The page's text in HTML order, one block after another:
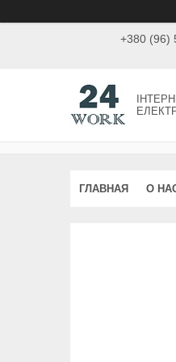
+380 (96)
ГЛАВНАЯ О